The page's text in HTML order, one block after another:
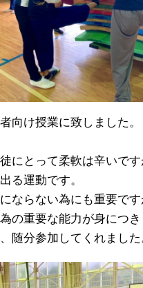
向け授業に致しました。
にとって柔軟は辛いで
る運動です。
ならない為にも重要で
の重要な能力が身につ
随分参加してくれました